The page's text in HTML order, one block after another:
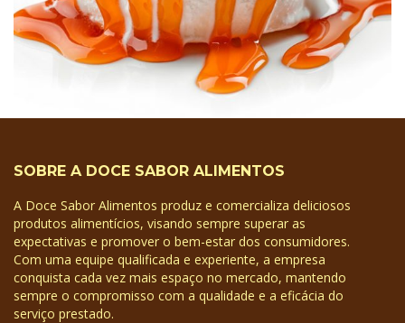
SOBRE A DOCE SABOR ALIMENTOS
A Doce Sabor Alimentos produz e comercializa deliciosos
produtos alimentícios, visando sempre superar as
expectativas e promover o bem-estar dos consumidores.
Com uma equipe qualificada e experiente, a empresa
conquista cada vez mais espaço no mercado, mantendo
sempre o compromisso com a qualidade e a eficácia do
serviço prestado.